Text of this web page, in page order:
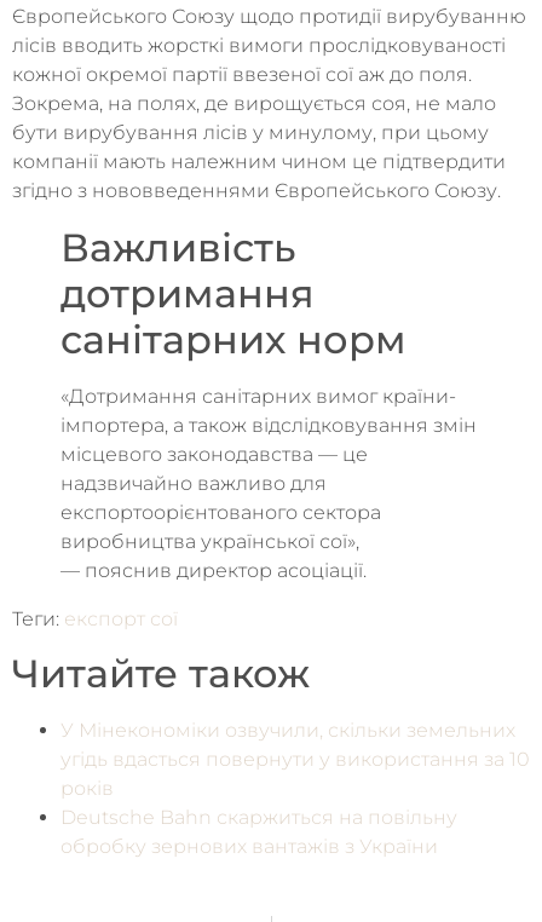
Європейського Союзу щодо протидії вирубуванню
лісів вводить жорсткі вимоги прослідковуваності
кожної окремої партії ввезеної сої аж до поля.
Зокрема, на полях, де вирощується соя, не мало
бути вирубування лісів у минулому, при цьому
компанії мають належним чином це підтвердити
згідно з нововведеннями Європейського Союзу.
Важливість
дотримання
санітарних норм
«Дотримання санітарних вимог країни-
імпортера, а також відслідковування змін
місцевого законодавства — це
надзвичайно важливо для
експортоорієнтованого сектора
виробництва української сої»,
— пояснив директор асоціації.
Теги: експорт сої
Читайте також
У Мінекономіки озвучили, скільки земельних
угідь вдасться повернути у використання за 10
років
Deutsche Bahn скаржиться на повільну
обробку зернових вантажів з України